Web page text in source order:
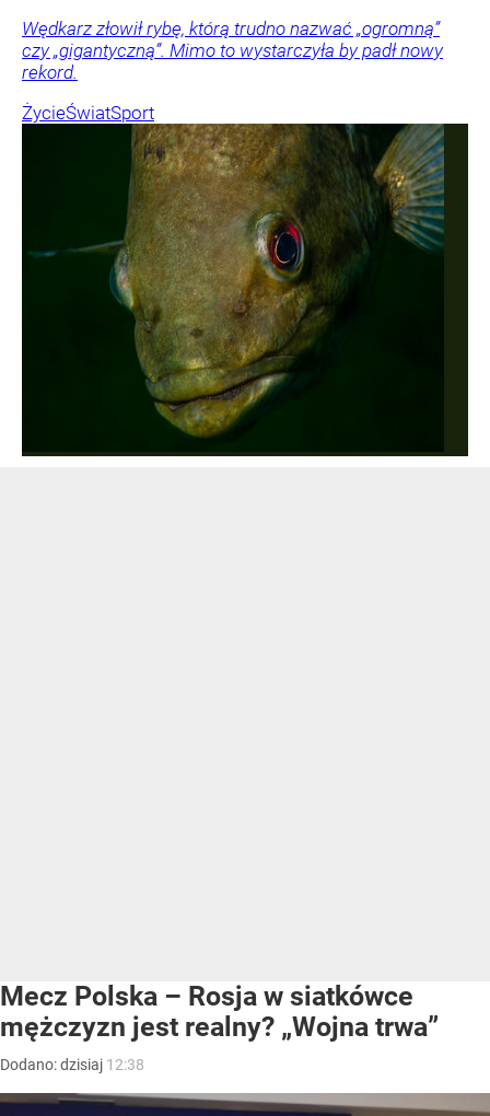
Wędkarz złowił rybę, którą trudno nazwać „ogromną”
czy „gigantyczną”. Mimo to wystarczyła by padł nowy
rekord.
ŻycieŚwiatSport
Mecz Polska – Rosja w siatkówce
mężczyzn jest realny? „Wojna trwa”
Dodano:dzisiaj 12:38